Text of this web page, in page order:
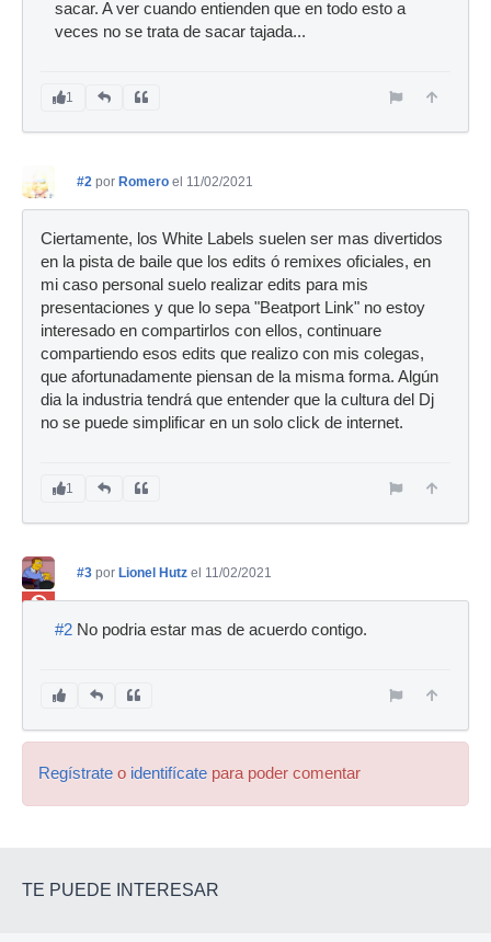
sacar. A ver cuando entienden que en todo esto a
veces no se trata de sacar tajada...
1
#2 por Romero el 11/02/2021
Ciertamente, los White Labels suelen ser mas divertidos
en la pista de baile que los edits ó remixes oficiales, en
mi caso personal suelo realizar edits para mis
presentaciones y que lo sepa "Beatport Link" no estoy
interesado en compartirlos con ellos, continuare
compartiendo esos edits que realizo con mis colegas,
que afortunadamente piensan de la misma forma. Algún
dia la industria tendrá que entender que la cultura del Dj
no se puede simplificar en un solo click de internet.
1
Ban
#3 por Lionel Hutz el 11/02/2021
#2 No podria estar mas de acuerdo contigo.
Regístrate o identifícate para poder comentar
TE PUEDE INTERESAR